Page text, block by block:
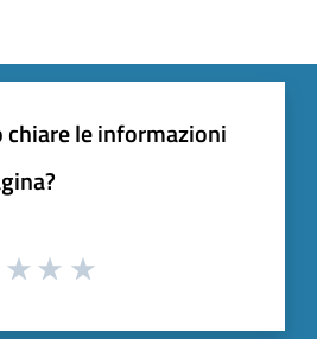
chiare le informazioni